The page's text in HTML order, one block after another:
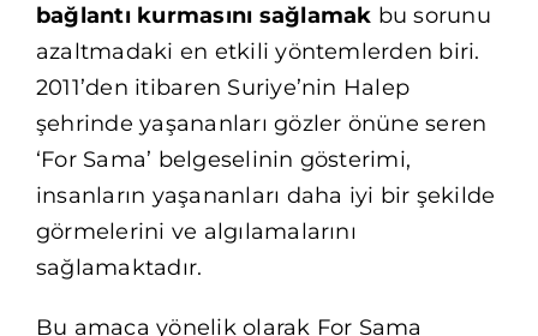
bağlantı kurmasını sağlamak bu sorunu
azaltmadaki en etkili yöntemlerden biri.
2011’den itibaren Suriye’nin Halep
şehrinde yaşananları gözler önüne seren
‘For Sama’ belgeselinin gösterimi,
insanların yaşananları daha iyi bir şekilde
görmelerini ve algılamalarını
sağlamaktadır.
Bu amaca yönelik olarak For Sama